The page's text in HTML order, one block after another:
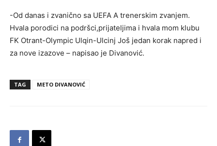
-Od danas i zvanično sa UEFA A trenerskim zvanjem.
Hvala porodici na podršci,prijateljima i hvala mom klubu
FK Otrant-Olympic Ulqin-Ulcinj Još jedan korak napred i
za nove izazove – napisao je Divanović.
TAG METO DIVANOVIĆ